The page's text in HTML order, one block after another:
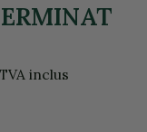
TVA inclus